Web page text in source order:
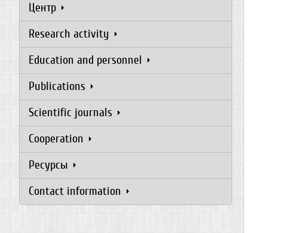
Центр
Research activity
Education and personnel
Publications
Scientific journals
Cooperation
Ресурсы
Contact information